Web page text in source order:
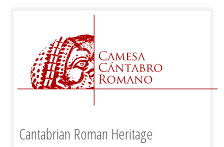
Cantabrian Roman Heritage